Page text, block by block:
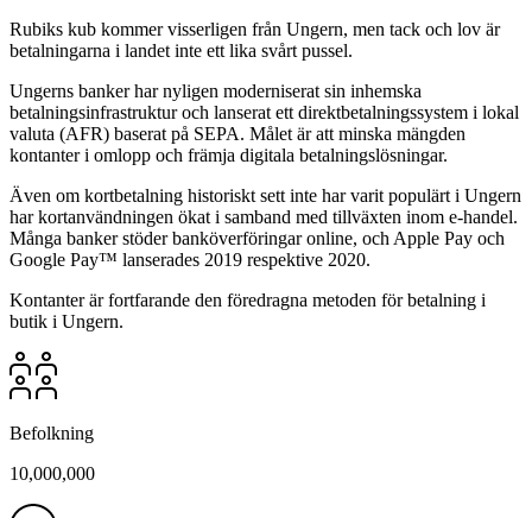
Rubiks kub kommer visserligen från Ungern, men tack och lov är
betalningarna i landet inte ett lika svårt pussel.
Ungerns banker har nyligen moderniserat sin inhemska
betalningsinfrastruktur och lanserat ett direktbetalningssystem i lokal
valuta (AFR) baserat på SEPA. Målet är att minska mängden
kontanter i omlopp och främja digitala betalningslösningar.
Även om kortbetalning historiskt sett inte har varit populärt i Ungern
har kortanvändningen ökat i samband med tillväxten inom e-handel.
Många banker stöder banköverföringar online, och Apple Pay och
Google Pay™ lanserades 2019 respektive 2020.
Kontanter är fortfarande den föredragna metoden för betalning i
butik i Ungern.
Befolkning
10,000,000